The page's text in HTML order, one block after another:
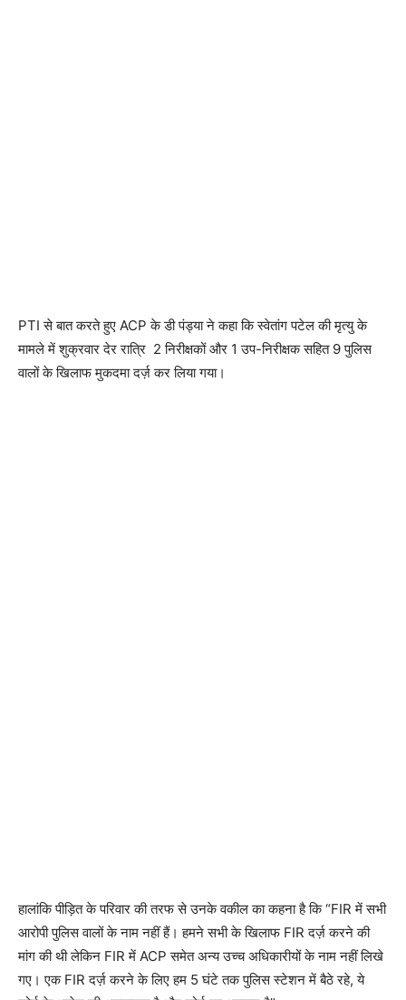
PTI से बात करते हुए ACP के डी पंड्या ने कहा कि स्वेतांग पटेल की मृत्यु के
मामले में शुक्रवार देर रात्रि 2 निरीक्षकों और 1 उप-निरीक्षक सहित 9 पुलिस
वालों के खिलाफ मुकदमा दर्ज़ कर लिया गया।
हालांकि पीड़ित के परिवार की तरफ से उनके वकील का कहना है कि “FIR में सभी
आरोपी पुलिस वालों के नाम नहीं हैं। हमने सभी के खिलाफ FIR दर्ज़ करने की
मांग की थी लेकिन FIR में ACP समेत अन्य उच्च अधिकारीयों के नाम नहीं लिखे
गए। एक FIR दर्ज़ करने के लिए हम 5 घंटे तक पुलिस स्टेशन में बैठे रहे, ये